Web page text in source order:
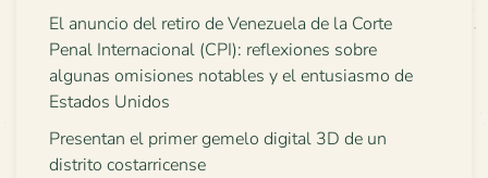
El anuncio del retiro de Venezuela de la Corte
Penal Internacional (CPI): reflexiones sobre
algunas omisiones notables y el entusiasmo de
Estados Unidos
Presentan el primer gemelo digital 3D de un
distrito costarricense